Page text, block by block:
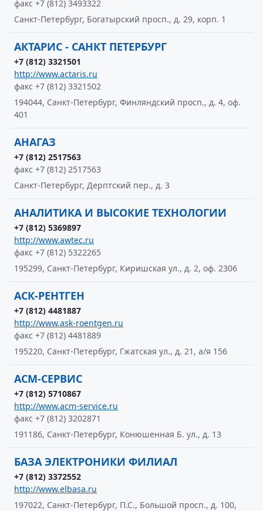
факс +7 (812) 3493322
Санкт-Петербург, Богатырский просп., д. 29, корп. 1
АКТАРИС - САНКТ ПЕТЕРБУРГ
+7 (812) 3321501
http://www.actaris.ru
факс +7 (812) 3321502
194044, Санкт-Петербург, Финляндский просп., д. 4, оф.
401
АНАГАЗ
+7 (812) 2517563
факс +7 (812) 2517563
Санкт-Петербург, Дерптский пер., д. 3
АНАЛИТИКА И ВЫСОКИЕ ТЕХНОЛОГИИ
+7 (812) 5369897
http://www.awtec.ru
факс +7 (812) 5322265
195299, Санкт-Петербург, Киришская ул., д. 2, оф. 2306
АСК-РЕНТГЕН
+7 (812) 4481887
http://www.ask-roentgen.ru
факс +7 (812) 4481889
195220, Санкт-Петербург, Гжатская ул., д. 21, а/я 156
АСМ-СЕРВИС
+7 (812) 5710867
http://www.acm-service.ru
факс +7 (812) 3202871
191186, Санкт-Петербург, Конюшенная Б. ул., д. 13
БАЗА ЭЛЕКТРОНИКИ ФИЛИАЛ
+7 (812) 3372552
http://www.elbasa.ru
197022, Санкт-Петербург, П.С., Большой просп., д. 100,